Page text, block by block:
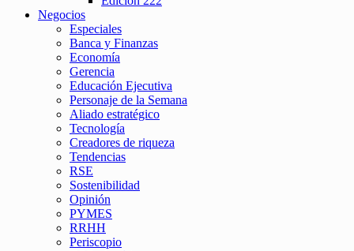
Negocios
Especiales
Banca y Finanzas
Economía
Gerencia
Educación Ejecutiva
Personaje de la Semana
Aliado estratégico
Tecnología
Creadores de riqueza
Tendencias
RSE
Sostenibilidad
Opinión
PYMES
RRHH
Periscopio